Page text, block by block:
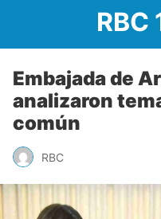
RBC
Embajada de
analizaron
común
RBC